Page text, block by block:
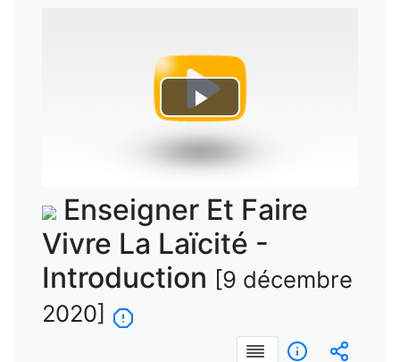
Lire
la
vidéo
Enseigner Et Faire
Vivre La Laïcité -
Introduction [9 décembre
2020]
DescriptionInformations